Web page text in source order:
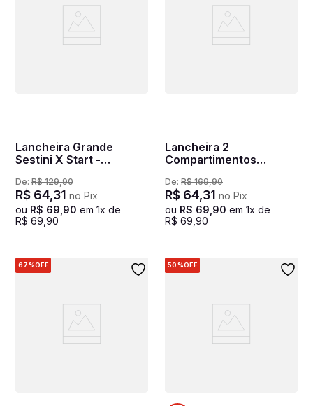
Lancheira Grande
Sestini X Start -
De: R$ 129,90
R$ 64,31 no Pix
ou R$ 69,90 em 1x de
R$ 69,90
Lancheira 2
Compartimentos
De: R$ 169,90
R$ 64,31 no Pix
ou R$ 69,90 em 1x de
R$ 69,90
67%OFF 50%OFF